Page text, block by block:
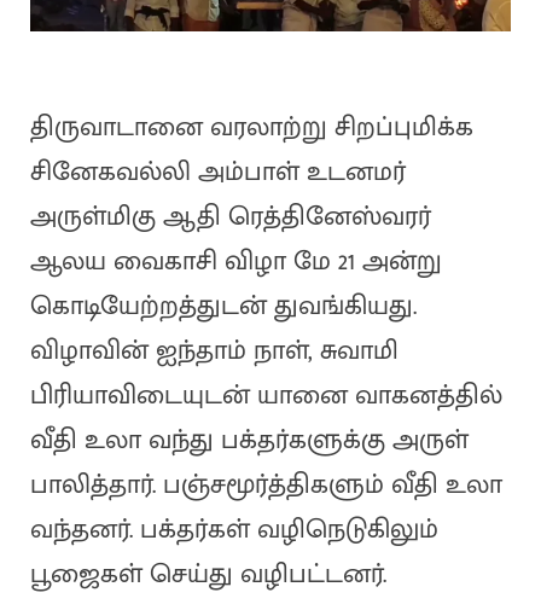
திருவாடானை வரலாற்று சிறப்புமிக்க
சினேகவல்லி அம்பாள் உடனமர்
அருள்மிகு ஆதி ரெத்தினேஸ்வரர்
ஆலய வைகாசி விழா மே 21 அன்று
கொடியேற்றத்துடன் துவங்கியது.
விழாவின் ஐந்தாம் நாள், சுவாமி
பிரியாவிடையுடன் யானை வாகனத்தில்
வீதி உலா வந்து பக்தர்களுக்கு அருள்
பாலித்தார். பஞ்சமூர்த்திகளும் வீதி உலா
வந்தனர். பக்தர்கள் வழிநெடுகிலும்
பூஜைகள் செய்து வழிபட்டனர்.